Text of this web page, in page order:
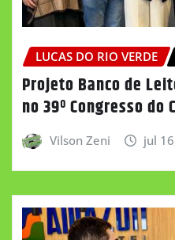
LUCAS DO RIO VERDE
Projeto Banco de
no 39º Congresso do
Vilson Zeni jul